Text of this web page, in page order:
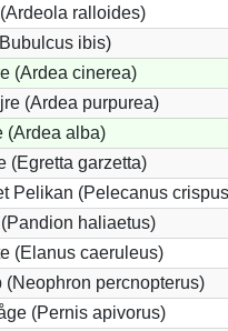
ralloides)
ibis)
(Ardea cinerea)
(Ardea purpurea)
(Ardea alba)
(Egretta garzetta)
Pelikan (Pelecanus
haliaetus)
(Elanus caeruleus)
(Neophron percnopterus)
(Pernis apivorus)